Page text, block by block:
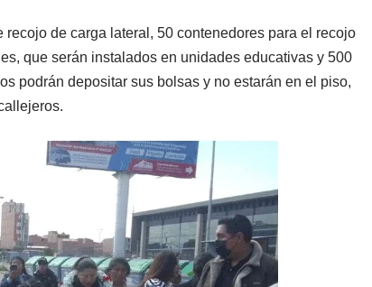
de carga lateral, 50 contenedores para el recojo
que serán instalados en unidades educativas y 500
podrán depositar sus bolsas y no estarán en el piso,